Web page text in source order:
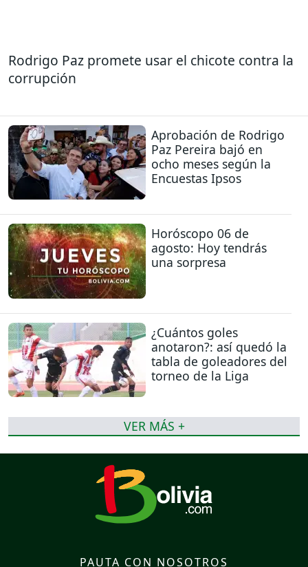
Rodrigo Paz promete usar el chicote contra la
corrupción
Aprobación de Rodrigo
Paz Pereira bajó en
ocho meses según la
Encuestas Ipsos
Horóscopo 06 de
agosto: Hoy tendrás
una sorpresa
¿Cuántos goles
anotaron?: así quedó la
tabla de goleadores del
torneo de la Liga
VER MÁS +
PAUTA CON NOSOTROS